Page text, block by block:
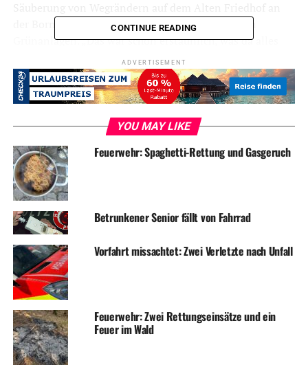
der Bornstraße und bei der Müllsammlung in den
Grünanlagen. „Das war schon erstaunlich, was da alles
weggeworfen wird“, erzählt Jan England. Neben den
üblichen Dingen wie Flaschen und Tetrapaks etwa
mehrere Müllstahlbehälter im Umfeld der Volmarsteiner
Burgruine.
Viel Freude hatten die Ferienjobber auch bei den
„Zusatzprojekten“, wie dem Bau von Insektenhotels für
den Park der Ruhe oder der Herstellung von
Sitzgelegenheiten aus Altreifen und Altholz. Letztere
können beim Umweltmarkt am 21. September bestaunt
werden.
CONTINUE READING
ADVERTISEMENT
YOU MAY LIKE
Feuerwehr: Spaghetti-Rettung und Gasgeruch
Betrunkener Senior fällt von Fahrrad
Vorfahrt missachtet: Zwei Verletzte nach Unfall
Feuerwehr: Zwei Rettungseinsätze und ein
Feuer im Wald